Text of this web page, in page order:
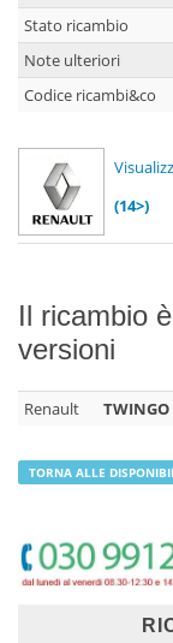
Stato ricambio
Note ulteriori
Codice ricambi&co
(14>)
Il ricambio
versioni
Renault TWINGO
TORNA ALLE